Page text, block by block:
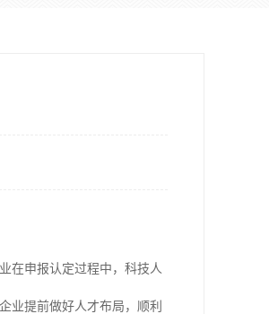
在申报认定过程中，科技人
业提前做好人才布局，顺利